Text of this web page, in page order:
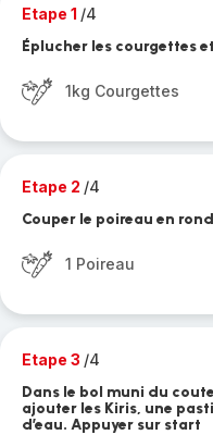
Etape 1 /4
Éplucher les courgettes
1kg Courgettes
Etape 2 /4
Couper le poireau en
1 Poireau
Etape 3 /4
Dans le bol muni du
ajouter les Kiris, une
d’eau. Appuyer sur start